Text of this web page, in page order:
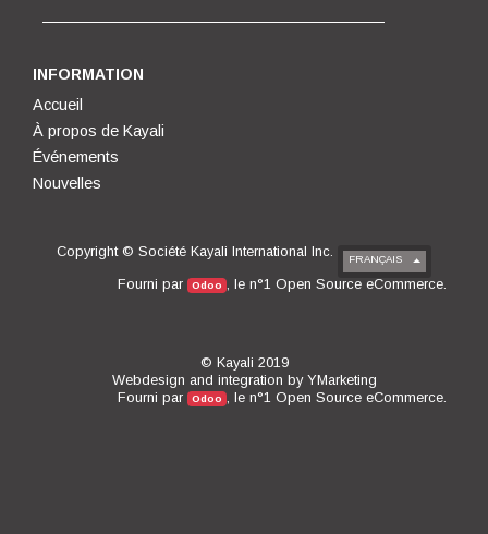
INFORMATION
Accueil
À propos de Kayali
Événements
Nouvelles
Copyright © Société Kayali International Inc. FRANÇAIS
Fourni par Odoo , le n°1 Open Source eCommerce.
© Kayali 2019
Webdesign and integration by YMarketing
Fourni par Odoo , le n°1 Open Source eCommerce.